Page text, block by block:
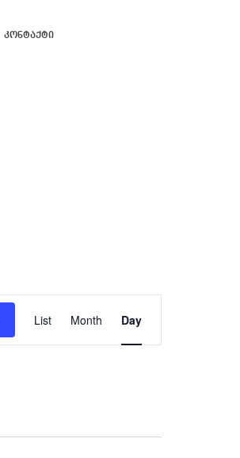
Კონტაქტი
Views
List Month Day